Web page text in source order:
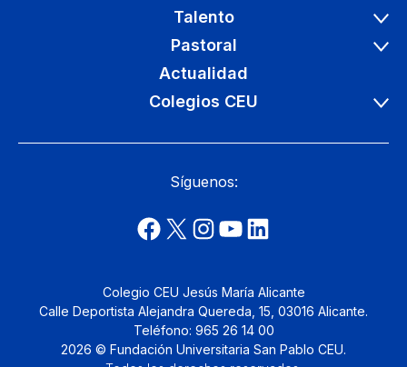
Talento
Pastoral
Actualidad
Colegios CEU
Síguenos:
Colegio CEU Jesús María Alicante
Calle Deportista Alejandra Quereda, 15, 03016 Alicante.
Teléfono: 965 26 14 00
2026 © Fundación Universitaria San Pablo CEU.